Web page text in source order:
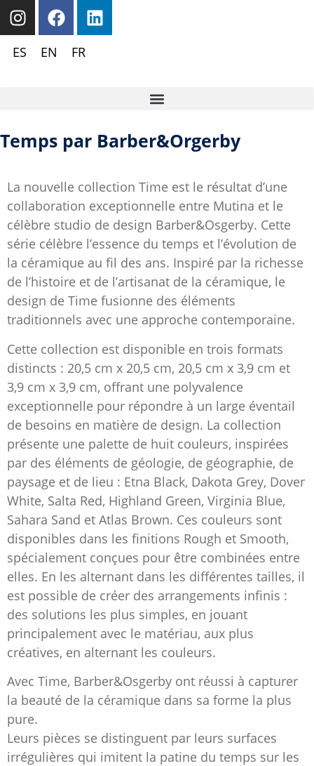
ES EN FR
Temps par Barber&Orgerby
La nouvelle collection Time est le résultat d’une
collaboration exceptionnelle entre Mutina et le
célèbre studio de design Barber&Osgerby. Cette
série célèbre l’essence du temps et l’évolution de
la céramique au fil des ans. Inspiré par la richesse
de l’histoire et de l’artisanat de la céramique, le
design de Time fusionne des éléments
traditionnels avec une approche contemporaine.
Cette collection est disponible en trois formats
distincts : 20,5 cm x 20,5 cm, 20,5 cm x 3,9 cm et
3,9 cm x 3,9 cm, offrant une polyvalence
exceptionnelle pour répondre à un large éventail
de besoins en matière de design. La collection
présente une palette de huit couleurs, inspirées
par des éléments de géologie, de géographie, de
paysage et de lieu : Etna Black, Dakota Grey, Dover
White, Salta Red, Highland Green, Virginia Blue,
Sahara Sand et Atlas Brown. Ces couleurs sont
disponibles dans les finitions Rough et Smooth,
spécialement conçues pour être combinées entre
elles. En les alternant dans les différentes tailles, il
est possible de créer des arrangements infinis :
des solutions les plus simples, en jouant
principalement avec le matériau, aux plus
créatives, en alternant les couleurs.
Avec Time, Barber&Osgerby ont réussi à capturer
la beauté de la céramique dans sa forme la plus
pure.
Leurs pièces se distinguent par leurs surfaces
irrégulières qui imitent la patine du temps sur les